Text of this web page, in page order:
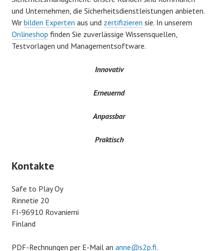
und Unternehmen, die Sicherheitsdienstleistungen anbieten.
Wir bilden Experten aus und zertifizieren sie. In unserem
Onlineshop finden Sie zuverlässige Wissensquellen,
Testvorlagen und Managementsoftware.
Innovativ
Erneuernd
Anpassbar
Praktisch
Kontakte
Safe to Play Oy
Rinnetie 20
FI-96910 Rovaniemi
Finland
PDF-Rechnungen per E-Mail an anne@s2p.fi.